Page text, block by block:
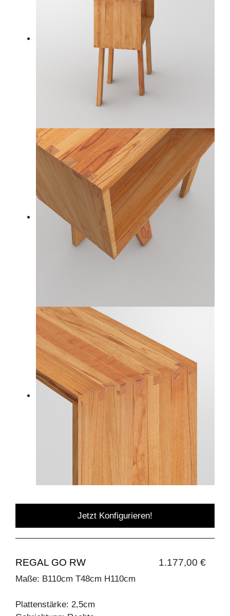
Jetzt Konfigurieren!
REGAL GO RW 1.177,00 €
Maße: B110cm T48cm H110cm
Plattenstärke: 2,5cm